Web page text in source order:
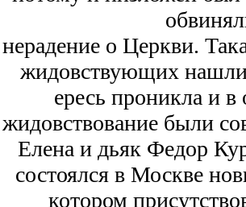
нерадение о Церкви.
жидовствующих
ересь проникла и
жидовствование были
Елена и дьяк Федор
состоялся в Москве
котором